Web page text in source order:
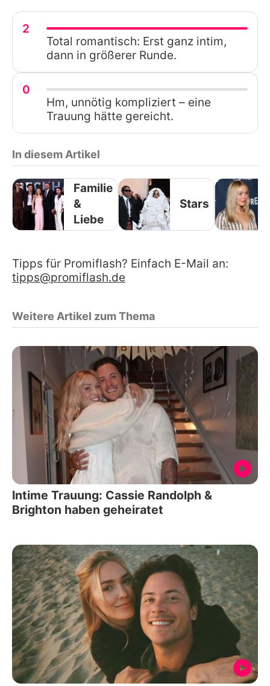
2
Total romantisch: Erst ganz intim,
dann in größerer Runde.
0
Hm, unnötig kompliziert – eine
Trauung hätte gereicht.
In diesem Artikel
Familie
&
Liebe
Stars
Tipps für Promiflash? Einfach E-Mail an:
tipps@promiflash.de
Weitere Artikel zum Thema
Intime Trauung: Cassie Randolph &
Brighton haben geheiratet